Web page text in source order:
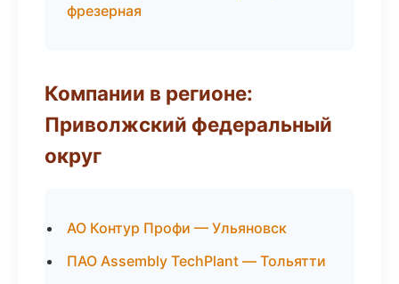
фрезерная
Компании в регионе:
Приволжский федеральный
округ
АО Контур Профи — Ульяновск
ПАО Assembly TechPlant — Тольятти